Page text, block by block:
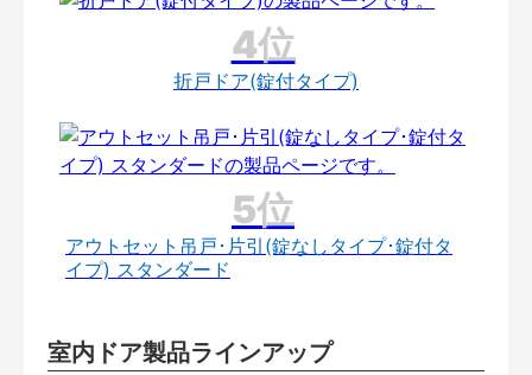
折戸ドア(錠付タイプ)
アウトセット吊戸･片引(錠なしタイプ･錠付タ
イプ) スタンダード
室内ドア製品ラインアップ